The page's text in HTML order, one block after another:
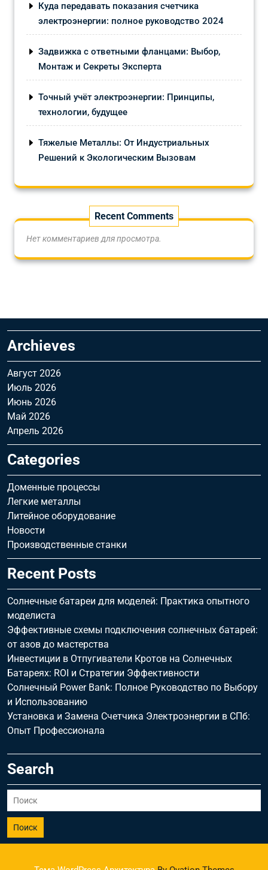
Куда передавать показания счетчика
электроэнергии: полное руководство 2024
Задвижка с ответными фланцами: Выбор,
Монтаж и Секреты Эксперта
Точный учёт электроэнергии: Принципы,
технологии, будущее
Тяжелые Металлы: От Индустриальных
Решений к Экологическим Вызовам
Recent Comments
Нет комментариев для просмотра.
Archieves
Август 2026
Июль 2026
Июнь 2026
Май 2026
Апрель 2026
Categories
Доменные процессы
Легкие металлы
Литейное оборудование
Новости
Производственные станки
Recent Posts
Солнечные батареи для моделей: Практика опытного
моделиста
Эффективные схемы подключения солнечных батарей:
от азов до мастерства
Инвестиции в Отпугиватели Кротов на Солнечных
Батареях: ROI и Стратегии Эффективности
Солнечный Power Bank: Полное Руководство по Выбору
и Использованию
Установка и Замена Счетчика Электроэнергии в СПб:
Опыт Профессионала
Search
Поиск